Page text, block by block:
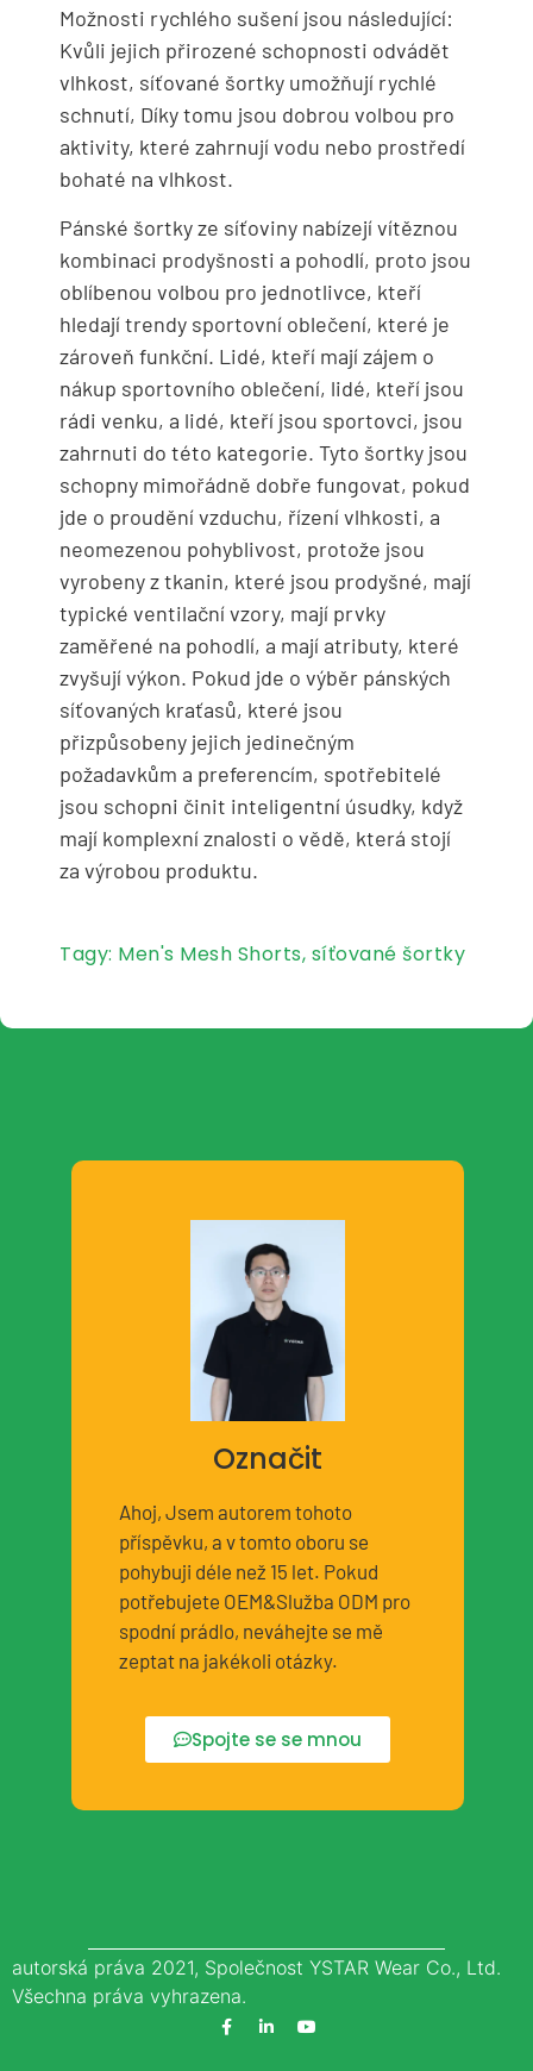
Možnosti rychlého sušení jsou následující:
Kvůli jejich přirozené schopnosti odvádět
vlhkost, síťované šortky umožňují rychlé
schnutí, Díky tomu jsou dobrou volbou pro
aktivity, které zahrnují vodu nebo prostředí
bohaté na vlhkost.
Pánské šortky ze síťoviny nabízejí vítěznou
kombinaci prodyšnosti a pohodlí, proto jsou
oblíbenou volbou pro jednotlivce, kteří
hledají trendy sportovní oblečení, které je
zároveň funkční. Lidé, kteří mají zájem o
nákup sportovního oblečení, lidé, kteří jsou
rádi venku, a lidé, kteří jsou sportovci, jsou
zahrnuti do této kategorie. Tyto šortky jsou
schopny mimořádně dobře fungovat, pokud
jde o proudění vzduchu, řízení vlhkosti, a
neomezenou pohyblivost, protože jsou
vyrobeny z tkanin, které jsou prodyšné, mají
typické ventilační vzory, mají prvky
zaměřené na pohodlí, a mají atributy, které
zvyšují výkon. Pokud jde o výběr pánských
síťovaných kraťasů, které jsou
přizpůsobeny jejich jedinečným
požadavkům a preferencím, spotřebitelé
jsou schopni činit inteligentní úsudky, když
mají komplexní znalosti o vědě, která stojí
za výrobou produktu.
Tagy: Men's Mesh Shorts, síťované šortky
Označit
Ahoj, Jsem autorem tohoto
příspěvku, a v tomto oboru se
pohybuji déle než 15 let. Pokud
potřebujete OEM&Služba ODM pro
spodní prádlo, neváhejte se mě
zeptat na jakékoli otázky.
Spojte se se mnou
autorská práva 2021, Společnost YSTAR Wear Co., Ltd.
Všechna práva vyhrazena.